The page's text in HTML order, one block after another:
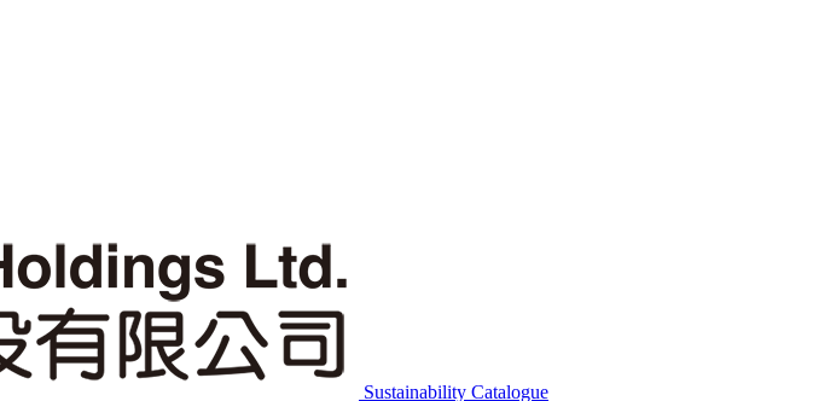
Sustainability Catalogue